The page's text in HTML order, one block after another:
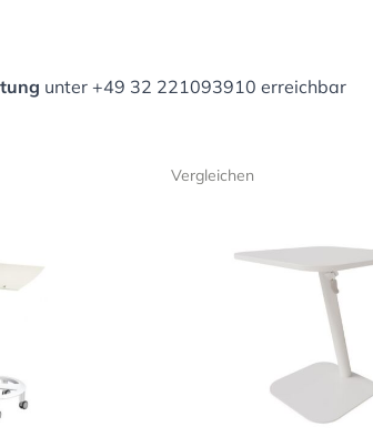
unter +49 32 221093910 erreichbar
Vergleichen